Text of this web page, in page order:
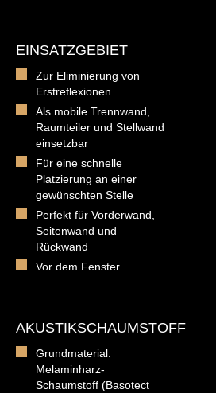
EINSATZGEBIET
Zur Eliminierung von
Erstreflexionen
Als mobile Trennwand,
Raumteiler und Stellwand
einsetzbar
Für eine schnelle
Platzierung an einer
gewünschten Stelle
Perfekt für Vorderwand,
Seitenwand und
Rückwand
Vor dem Fenster
AKUSTIKSCHAUMSTOFF
Grundmaterial:
Melaminharz-
Schaumstoff (Basotect